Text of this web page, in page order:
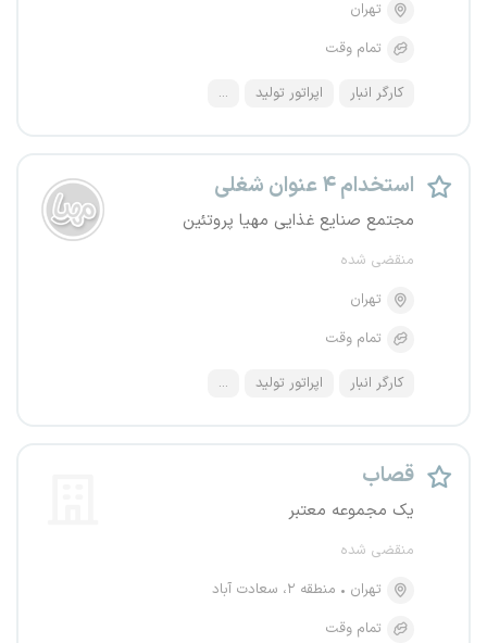
تهران
تمام وقت
کارگر انبار اپراتور تولید ...
استخدام ۴ عنوان شغلی
مجتمع صنایع غذایی مهیا پروتئین
منقضی شده
تهران
تمام وقت
کارگر انبار اپراتور تولید ...
قصاب
یک مجموعه معتبر
منقضی شده
تهران
منطقه ۲، سعادت آباد
تمام وقت